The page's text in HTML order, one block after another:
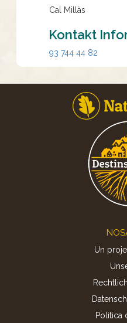
Cal Millàs
Kontakt
93 744 44 82
Un
Politica